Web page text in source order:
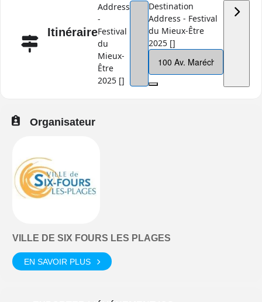
Itinéraire
Address
-
Festival
du
Mieux-
Être
2025 []
Destination
Address - Festival
du Mieux-Être
2025 []
Organisateur
VILLE DE SIX FOURS LES PLAGES
EN SAVOIR PLUS